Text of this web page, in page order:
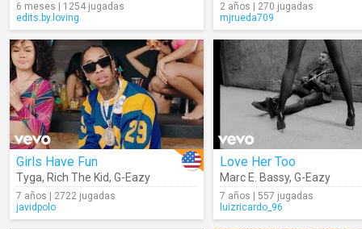
6 meses | 1254 jugadas
edits.by.loving
2 años | 270 jugadas
mjrueda709
Girls Have Fun
Tyga, Rich The Kid, G-Eazy
7 años | 2722 jugadas
javidpolo
Love Her Too
Marc E. Bassy, G-Eazy
7 años | 557 jugadas
luizricardo_96